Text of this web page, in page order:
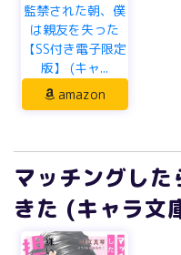
監禁された朝、僕
は親友を失った
【SS付き電子限定
版】 (キャ...
amazon
マッチングし
きた (キャラ文